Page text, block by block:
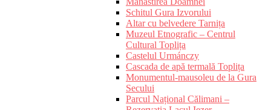
Schitul Gura Izvorului
Altar cu belvedere Tarnița
Muzeul Etnografic – Centrul
Cultural Toplița
Castelul Urmánczy
Cascada de apă termală Toplița
Monumentul-mausoleu de la Gura
Secului
Parcul Național Călimani –